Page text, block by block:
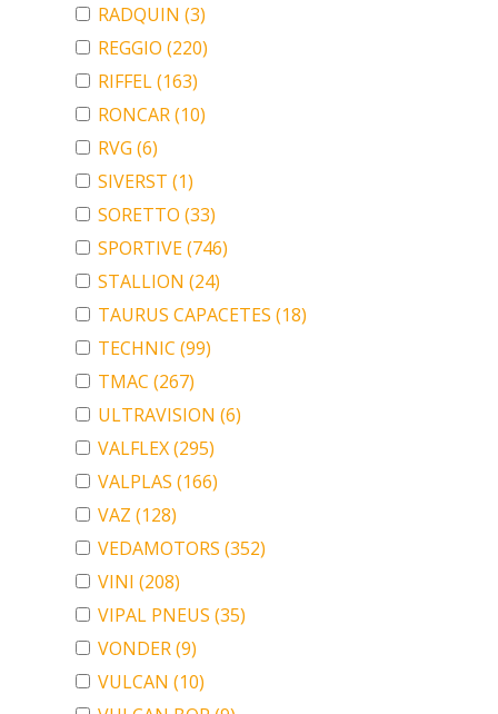
RADQUIN (3)
REGGIO (220)
RIFFEL(163)
RONCAR(10)
RVG (6)
SIVERST (1)
SORETTO (33)
SPORTIVE(746)
STALLION (24)
TAURUS CAPACETES (18)
TECHNIC (99)
TMAC (267)
ULTRAVISION (6)
VALFLEX(295)
VALPLAS (166)
VAZ (128)
VEDAMOTORS (352)
VINI (208)
VIPAL PNEUS (35)
VONDER(9)
VULCAN (10)